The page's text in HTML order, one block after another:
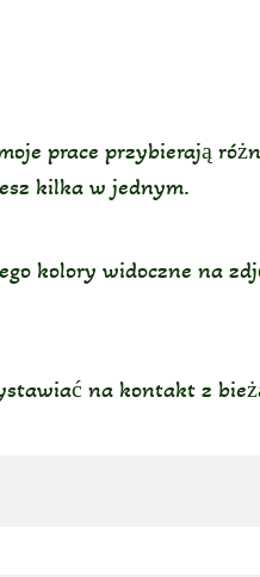
prace przybierają
kilka w jednym.
kolory widoczne na
na kontakt z